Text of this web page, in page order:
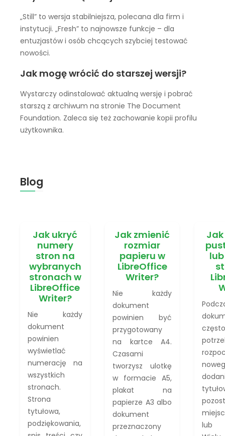
„Still” to wersja stabilniejsza, polecana dla firm i
instytucji. „Fresh” to najnowsze funkcje – dla
entuzjastów i osób chcących szybciej testować
nowości.
Jak mogę wrócić do starszej wersji?
Wystarczy odinstalować aktualną wersję i pobrać
starszą z archiwum na stronie The Document
Foundation. Zaleca się też zachowanie kopii profilu
użytkownika.
Blog
Jak ukryć
numery
stron na
wybranych
stronach w
LibreOffice
Writer?
Nie każdy
dokument
powinien
wyświetlać
numerację na
wszystkich
stronach.
Strona
tytułowa,
podziękowania,
Jak zmienić
rozmiar
papieru w
LibreOffice
Writer?
Nie każdy
dokument
powinien być
przygotowany
na kartce A4.
Czasami
tworzysz ulotkę
w formacie A5,
plakat na
papierze A3 albo
dokument
przeznaczony
lub